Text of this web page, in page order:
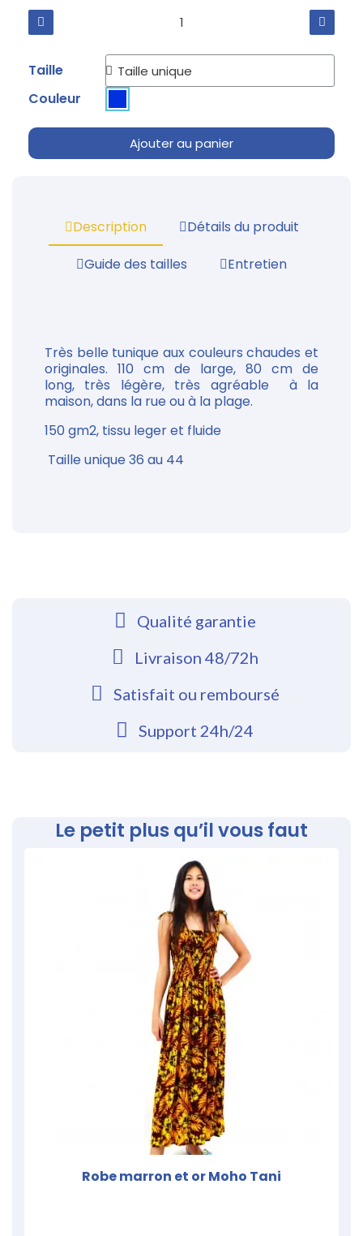
Taille
Couleur
Ajouter au panier
Description
Détails du produit
Guide des tailles
Entretien
Très belle tunique aux couleurs chaudes et
originales. 110 cm de large, 80 cm de
long, très légère, très agréable à la
maison, dans la rue ou à la plage.
150 gm2, tissu leger et fluide
Taille unique 36 au 44
Qualité garantie
Livraison 48/72h
Satisfait ou remboursé
Support 24h/24
Le petit plus qu’il vous faut
Robe marron et or Moho Tani